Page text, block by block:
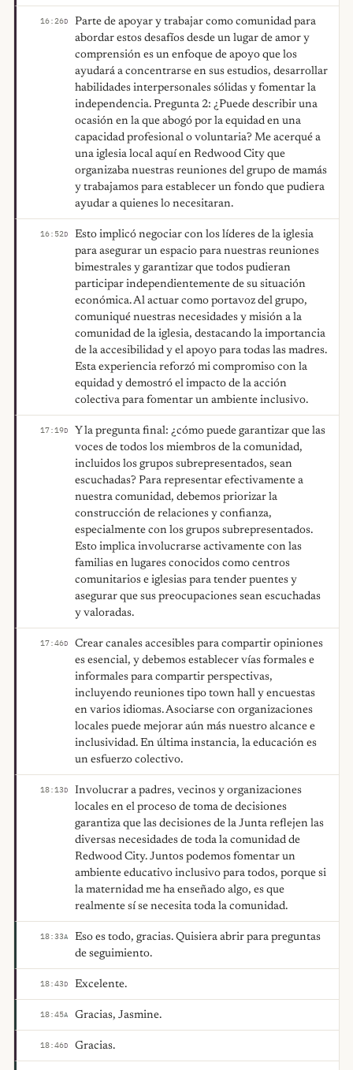
16:26D
Parte de apoyar y trabajar como comunidad para
abordar estos desafíos desde un lugar de amor y
comprensión es un enfoque de apoyo que los
ayudará a concentrarse en sus estudios, desarrollar
habilidades interpersonales sólidas y fomentar la
independencia. Pregunta 2: ¿Puede describir una
ocasión en la que abogó por la equidad en una
capacidad profesional o voluntaria? Me acerqué a
una iglesia local aquí en Redwood City que
organizaba nuestras reuniones del grupo de mamás
y trabajamos para establecer un fondo que pudiera
ayudar a quienes lo necesitaran.
16:52D
Esto implicó negociar con los líderes de la iglesia
para asegurar un espacio para nuestras reuniones
bimestrales y garantizar que todos pudieran
participar independientemente de su situación
económica. Al actuar como portavoz del grupo,
comuniqué nuestras necesidades y misión a la
comunidad de la iglesia, destacando la importancia
de la accesibilidad y el apoyo para todas las madres.
Esta experiencia reforzó mi compromiso con la
equidad y demostró el impacto de la acción
colectiva para fomentar un ambiente inclusivo.
17:19D
Y la pregunta final: ¿cómo puede garantizar que las
voces de todos los miembros de la comunidad,
incluidos los grupos subrepresentados, sean
escuchadas? Para representar efectivamente a
nuestra comunidad, debemos priorizar la
construcción de relaciones y confianza,
especialmente con los grupos subrepresentados.
Esto implica involucrarse activamente con las
familias en lugares conocidos como centros
comunitarios e iglesias para tender puentes y
asegurar que sus preocupaciones sean escuchadas
y valoradas.
17:46D
Crear canales accesibles para compartir opiniones
es esencial, y debemos establecer vías formales e
informales para compartir perspectivas,
incluyendo reuniones tipo town hall y encuestas
en varios idiomas. Asociarse con organizaciones
locales puede mejorar aún más nuestro alcance e
inclusividad. En última instancia, la educación es
un esfuerzo colectivo.
18:13D
Involucrar a padres, vecinos y organizaciones
locales en el proceso de toma de decisiones
garantiza que las decisiones de la Junta reflejen las
diversas necesidades de toda la comunidad de
Redwood City. Juntos podemos fomentar un
ambiente educativo inclusivo para todos, porque si
la maternidad me ha enseñado algo, es que
realmente sí se necesita toda la comunidad.
18:33A
Eso es todo, gracias. Quisiera abrir para preguntas
de seguimiento.
18:43D Excelente.
18:45A Gracias, Jasmine.
18:46D Gracias.